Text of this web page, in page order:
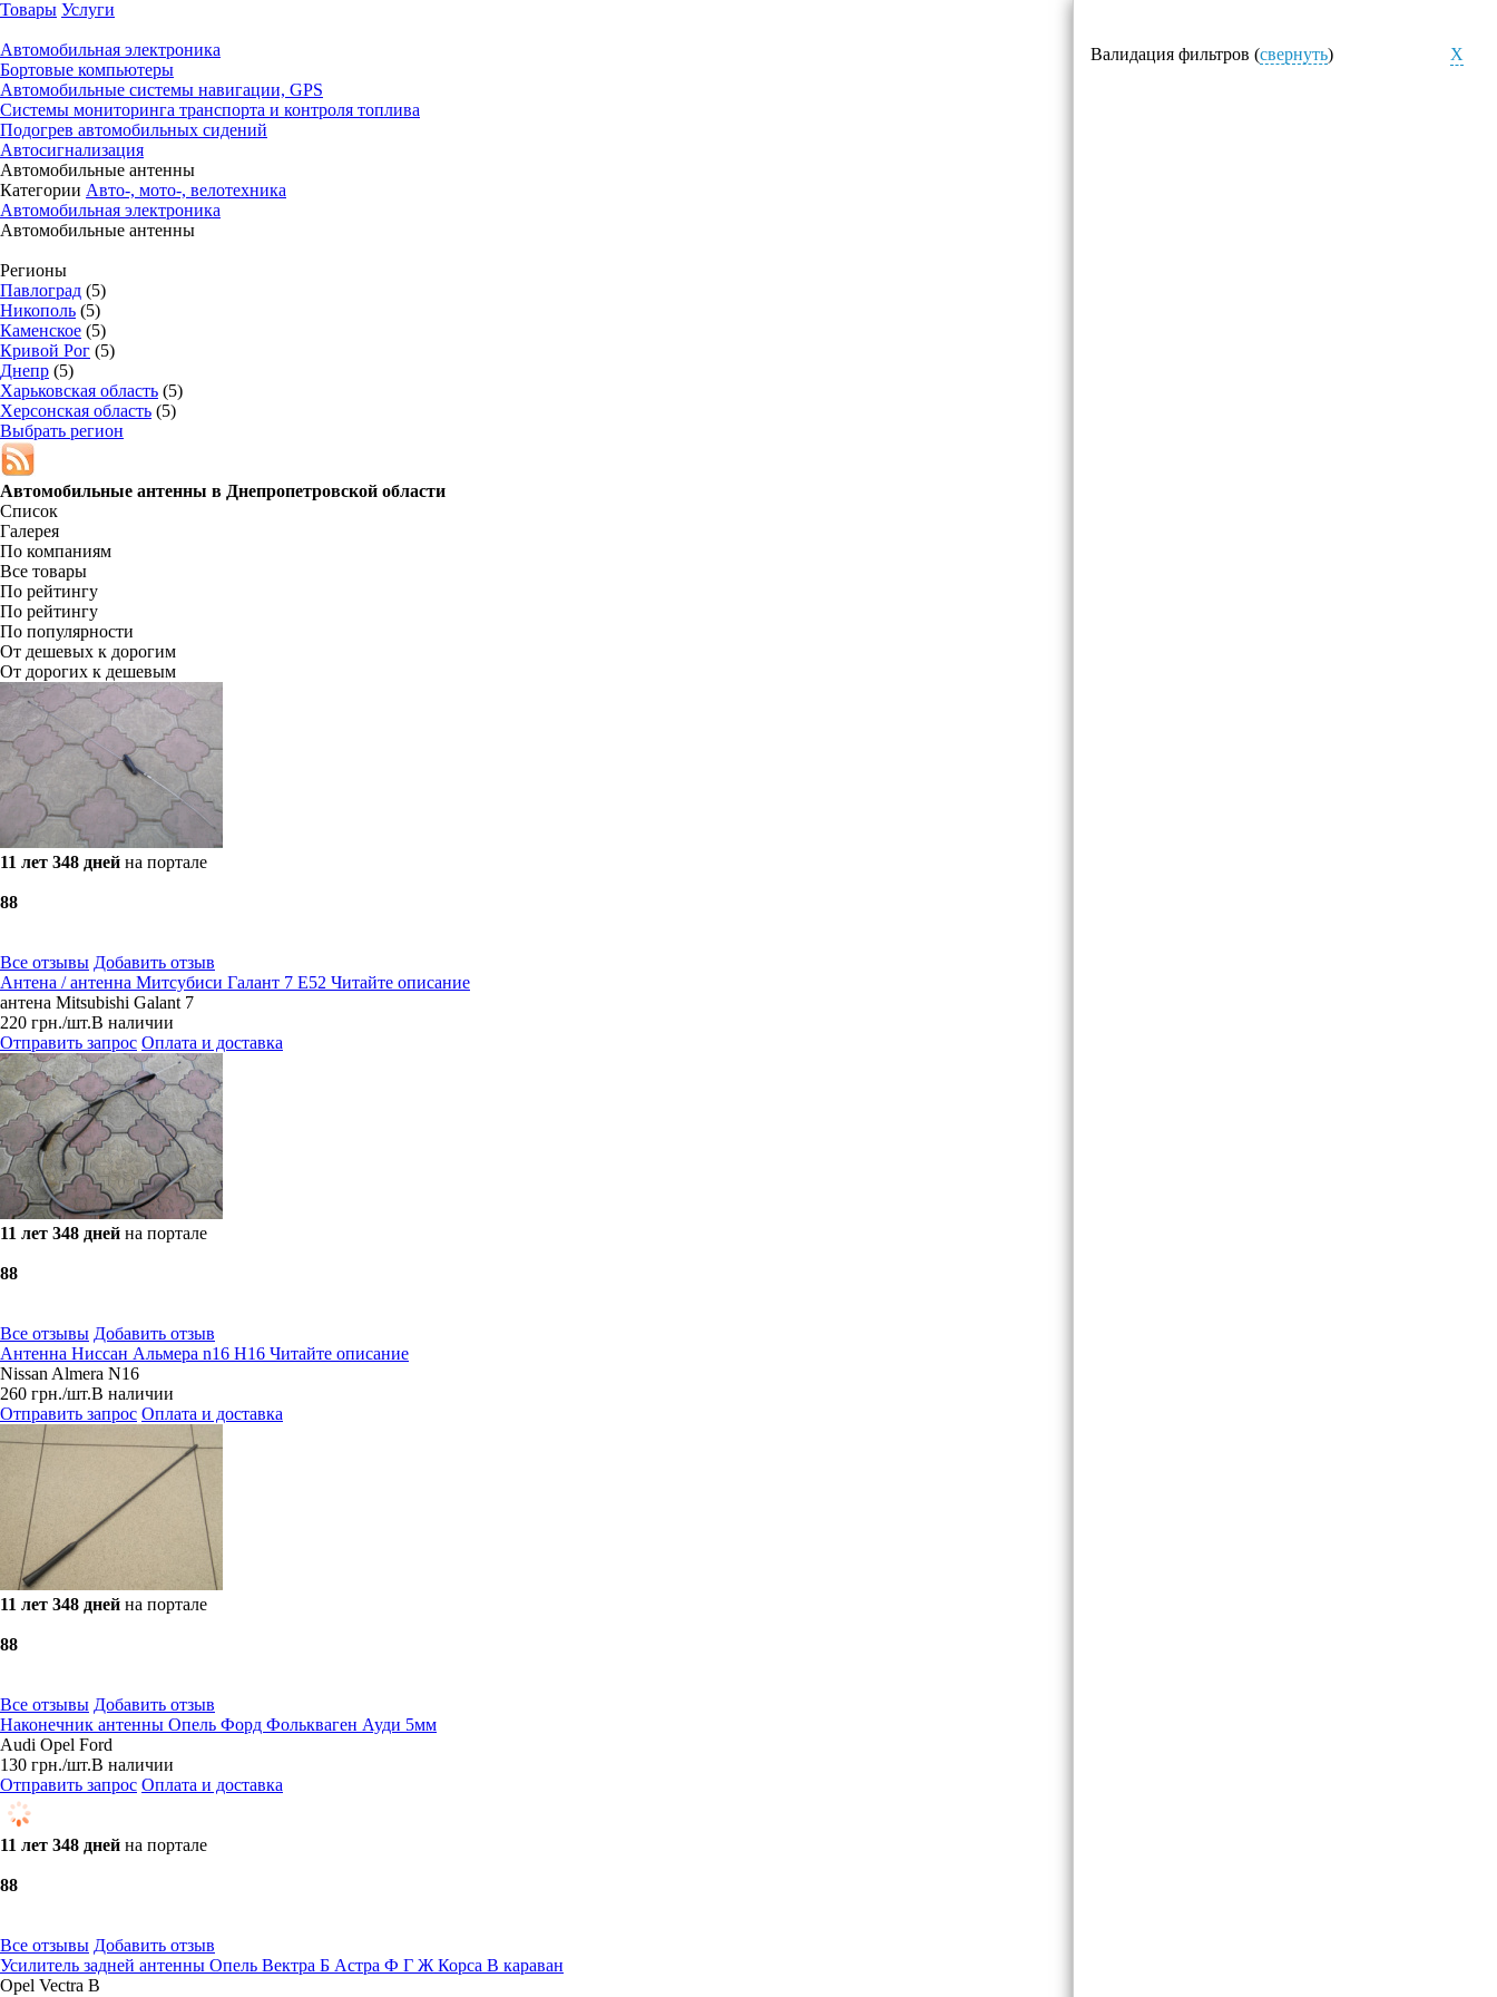
Товары Услуги
Автомобильная электроника
Бортовые компьютеры
Автомобильные системы навигации, GPS
Системы мониторинга транспорта и контроля топлива
Подогрев автомобильных сидений
Автосигнализация
Автомобильные антенны
Валидация фильтров (свернуть) X
Категории Авто-, мото-, велотехника
Автомобильная электроника
Автомобильные антенны
Регионы
Павлоград (5)
Никополь (5)
Каменское (5)
Кривой Рог (5)
Днепр (5)
Харьковская область (5)
Херсонская область (5)
Выбрать регион
Автомобильные антенны в Днепропетровской области
Список
Галерея
По компаниям
Все товары
По рейтингу
По рейтингу
По популярности
От дешевых к дорогим
От дорогих к дешевым
11 лет 348 дней на портале
88
Все отзывы Добавить отзыв
Антена / антенна Митсубиси Галант 7 Е52 Читайте описание
антена Mitsubishi Galant 7
220 грн./шт.В наличии
Отправить запрос Оплата и доставка
11 лет 348 дней на портале
88
Все отзывы Добавить отзыв
Антенна Ниссан Альмера n16 Н16 Читайте описание
Nissan Almera N16
260 грн./шт.В наличии
Отправить запрос Оплата и доставка
11 лет 348 дней на портале
88
Все отзывы Добавить отзыв
Наконечник антенны Опель Форд Фолькваген Ауди 5мм
Audi Opel Ford
130 грн./шт.В наличии
Отправить запрос Оплата и доставка
11 лет 348 дней на портале
88
Все отзывы Добавить отзыв
Усилитель задней антенны Опель Вектра Б Астра Ф Г Ж Корса В караван
Opel Vectra B